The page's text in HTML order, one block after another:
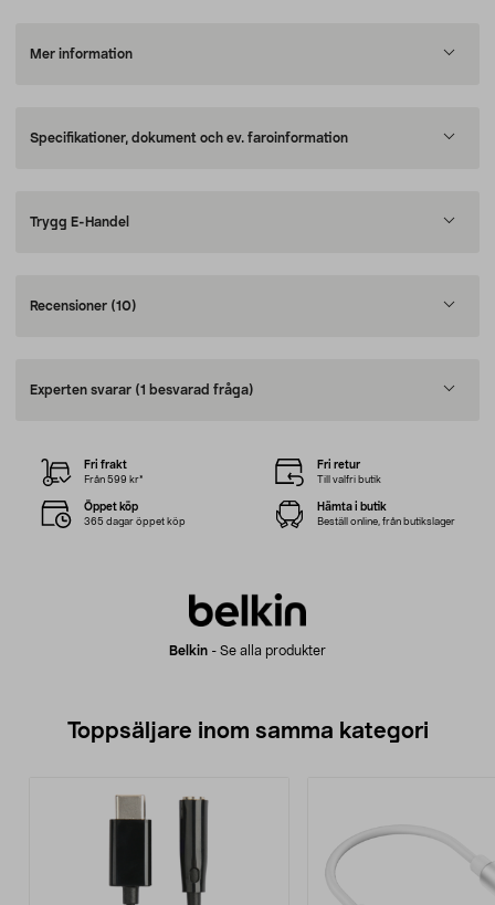
Mer information
Specifikationer, dokument och ev. faroinformation
Trygg E-Handel
Recensioner (10)
Experten svarar (1 besvarad fråga)
Belkin - Se alla produkter
Fri frakt
Från 599 kr*
Fri retur
Till valfri butik
Öppet köp
365 dagar öppet köp
Hämta i butik
Beställ online, från butikslager
Toppsäljare inom samma kategori